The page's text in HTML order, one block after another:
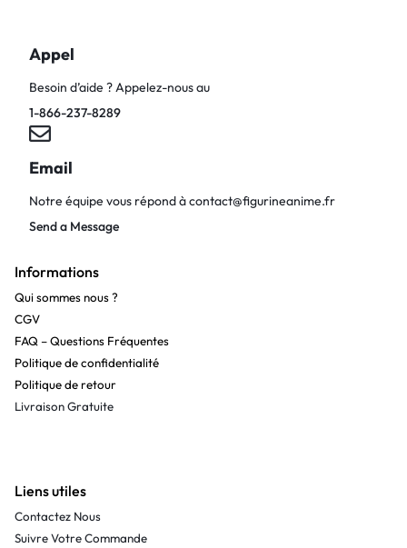
Appel
Besoin d’aide ? Appelez-nous au
1-866-237-8289
Email
Notre équipe vous répond àcontact@figurineanime.fr
Send a Message
Informations
Qui sommes nous ?
CGV
FAQ – Questions Fréquentes
Politique de confidentialité
Politique de retour
Livraison Gratuite
Liens utiles
Contactez Nous
Suivre Votre Commande